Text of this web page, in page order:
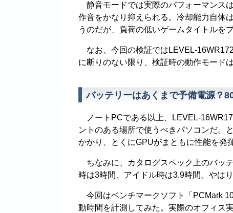
静音モードでは実際のパフォーマンス
作音をかなり抑えられる。冷却能力自体
うのだが、負荷の低いゲームタイトルを
なお、今回の検証ではLEVEL-
に断りのない限り、検証時の動作モード
バッテリーはあくまで予備電源？
ノートPCである以上、LEVEL-
ントのある場所で使うべきパソコンだ。
かかり、とくにGPUがまともに性能を発
ちなみに、カタログスペック上のバッ
時は3時間、アイドル時は3.9時間。やは
今回はベンチマークソフト「PCMark
動時間を計測してみた。実際のオフィス